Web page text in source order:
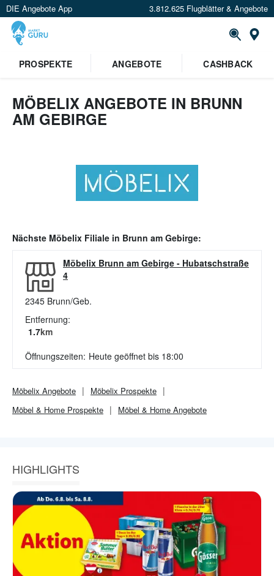
DIE Angebote App 3.812.625 Flugblätter & Angebote
PROSPEKTE
ANGEBOTE CASHBACK
MÖBELIX ANGEBOTE IN BRUNN
AM GEBIRGE
Nächste Möbelix Filiale in Brunn am Gebirge:
Möbelix Brunn am Gebirge - Hubatschstraße
4
2345 Brunn/Geb.
Entfernung:
1.7km
Öffnungszeiten: Heute geöffnet bis 18:00
Möbelix Angebote Möbelix Prospekte
Möbel & Home Prospekte Möbel & Home Angebote
HIGHLIGHTS